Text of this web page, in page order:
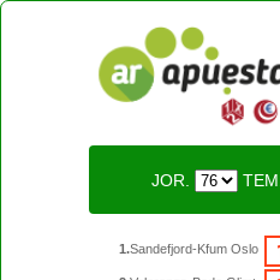
JOR. TEM.
1.Sandefjord-Kfum Oslo